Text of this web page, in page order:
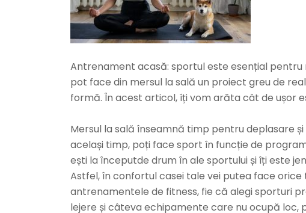
Antrenament acasă: sportul este esențial
pot face din mersul la sală un proiect greu de
formă. În acest articol, îți vom arăta cât de ușor
Mersul la sală înseamnă timp pentru deplasare
același timp, poți face sport în funcție de
ești la începutde drum în ale sportului și îți este
Astfel, în confortul casei tale vei putea face
antrenamentele de fitness, fie că alegi sporturi
lejere și câteva echipamente care nu ocupă loc,